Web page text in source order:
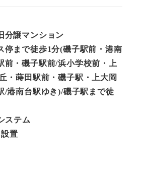
分譲マンション
停まで徒歩1分(磯子駅前・港南
前・磯子駅前/浜小学校前・上
・蒔田駅前・磯子駅・上大岡
/港南台駅ゆき)/磯子駅まで徒
ステム
置